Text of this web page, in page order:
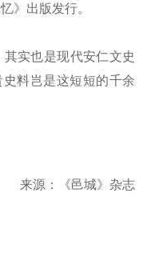
》出版发行。
其实也是现代安仁文史
料岂是这短短的千余
来源：《邑城》杂志